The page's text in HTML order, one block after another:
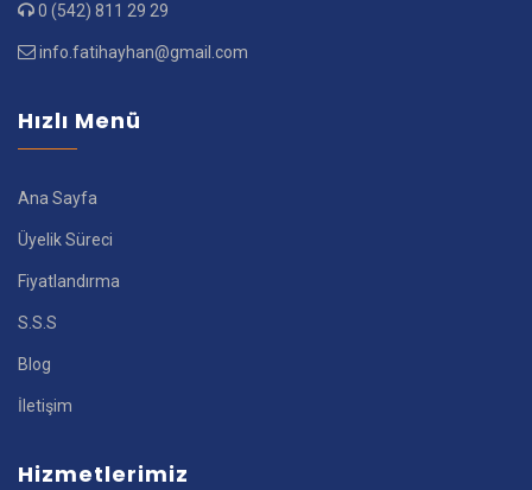
0 (542) 811 29 29
info.fatihayhan@gmail.com
Hızlı Menü
Ana Sayfa
Üyelik Süreci
Fiyatlandırma
S.S.S
Blog
İletişim
Hizmetlerimiz